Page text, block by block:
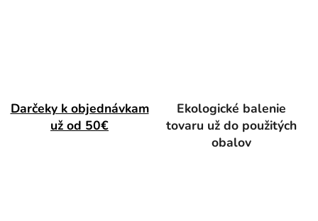
e
Darčeky k objednávkam
už od 50€
Ekologické balenie
tovaru už do použitých
obalov